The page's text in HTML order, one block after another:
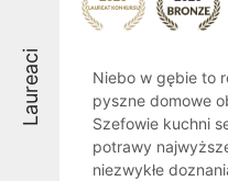
Laureaci
Niebo w gębie to
pyszne domowe
Szefowie kuchni
potrawy
niezwykłe